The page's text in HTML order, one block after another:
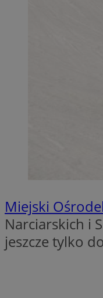
Miejski
Narciarskich i
jeszcze tylko